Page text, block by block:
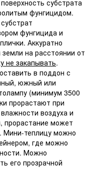
субстрата
фунгицидом.
фунгицида и
Аккуратно
на расстоянии от
не закапывать.
в поддон с
южный или
(минимум 3500
прорастают при
воздуха и
прорастание может
Мини-теплицу можно
где можно
Можно
его прозрачной